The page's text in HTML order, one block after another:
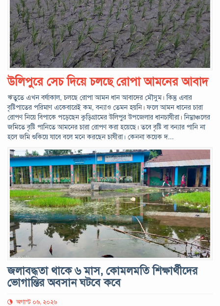
উলিপুরে সেচ দিয়ে চলছে রোপা আমনের আবাদ
ঋতুতে এখন বর্ষাকাল, চলছে রোপা আমন ধান আবাদের মৌসুম। কিন্তু এবার
বৃষ্টিপাতের পরিমাণ একেবারেই কম, বন্যাও তেমন হয়নি। ফলে আমন ধানের চারা
রোপণ নিয়ে বিপাকে পড়েছেন কুড়িগ্রামের উলিপুর উপজেলার ধানচাষীরা। নিম্নাঞ্চলের
জমিতে বৃষ্টি পানিতে আমনের চারা রোপণ করা হয়েছে। তবে বৃষ্টি বা বন্যার পানি না
হলে জমি শুকিয়ে যাবে বলে মনে করছেন চাষীরা। কেননা কয়েক দ...
জলাবদ্ধতা থাকে ৬ মাস, কোমলমতি শিক্ষার্থীদের
ভোগান্তির অবসান ঘটবে কবে
অগাস্ট ০৬, ২০২৬